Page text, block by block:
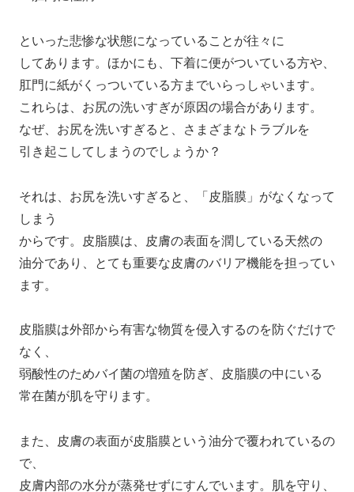
といった悲惨な状態になっていることが往々に
してあります。ほかにも、下着に便がついている方や、
肛門に紙がくっついている方までいらっしゃいます。
これらは、お尻の洗いすぎが原因の場合があります。
なぜ、お尻を洗いすぎると、さまざまなトラブルを
引き起こしてしまうのでしょうか？
それは、お尻を洗いすぎると、「皮脂膜」がなくなって
しまう
からです。皮脂膜は、皮膚の表面を潤している天然の
油分であり、とても重要な皮膚のバリア機能を担ってい
ます。
皮脂膜は外部から有害な物質を侵入するのを防ぐだけで
なく、
弱酸性のためバイ菌の増殖を防ぎ、皮脂膜の中にいる
常在菌が肌を守ります。
また、皮膚の表面が皮脂膜という油分で覆われているの
で、
皮膚内部の水分が蒸発せずにすんでいます。肌を守り、